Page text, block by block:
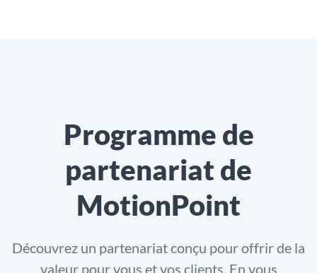
Programme de
partenariat de
MotionPoint
Découvrez un partenariat conçu pour offrir de la
valeur pour vous et vos clients. En vous